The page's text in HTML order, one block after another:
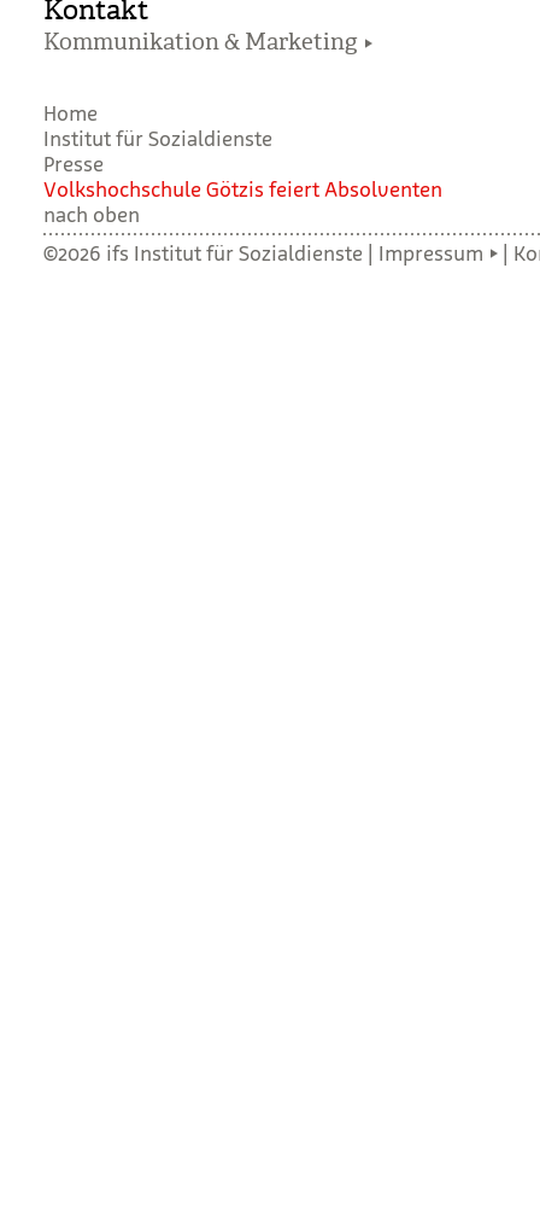
Kontakt
Kommunikation & Marketing
Home
Institut für Sozialdienste
Presse
Volks­hoch­schule Göt­zis fei­ert Absol­ven­ten
nach oben
©2026 ifs Institut für Sozialdienste | Impressum